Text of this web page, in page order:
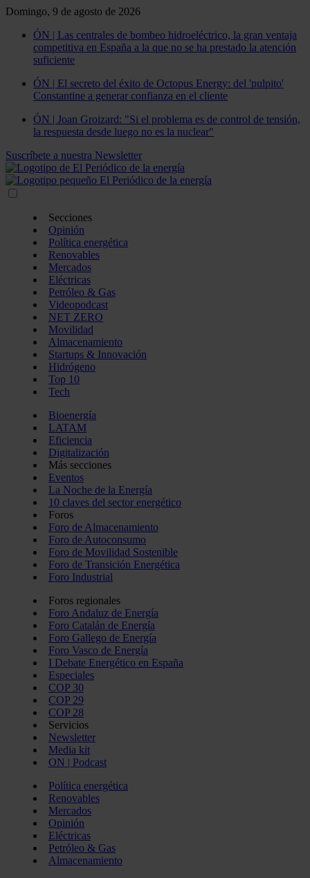
Domingo, 9 de agosto de 2026
ÓN | Las centrales de bombeo hidroeléctrico, la gran ventaja
competitiva en España a la que no se ha prestado la atención
suficiente
ÓN | El secreto del éxito de Octopus Energy: del 'pulpito'
Constantine a generar confianza en el cliente
ÓN | Joan Groizard: "Si el problema es de control de tensión,
la respuesta desde luego no es la nuclear"
Suscríbete a nuestra Newsletter
Secciones
Opinión
Política energética
Renovables
Mercados
Eléctricas
Petróleo & Gas
Videopodcast
NET ZERO
Movilidad
Almacenamiento
Startups & Innovación
Hidrógeno
Top 10
Tech
Bioenergía
LATAM
Eficiencia
Digitalización
Más secciones
Eventos
La Noche de la Energía
10 claves del sector energético
Foros
Foro de Almacenamiento
Foro de Autoconsumo
Foro de Movilidad Sostenible
Foro de Transición Energética
Foro Industrial
Foros regionales
Foro Andaluz de Energía
Foro Catalán de Energía
Foro Gallego de Energía
Foro Vasco de Energía
I Debate Energético en España
Especiales
COP 30
COP 29
COP 28
Servicios
Newsletter
Media kit
ON | Podcast
Política energética
Renovables
Mercados
Opinión
Eléctricas
Petróleo & Gas
Almacenamiento